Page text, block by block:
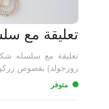
تعليقة مع
تعليقة مع سلسله
روزجولد) بفصوص زركون
متوفر